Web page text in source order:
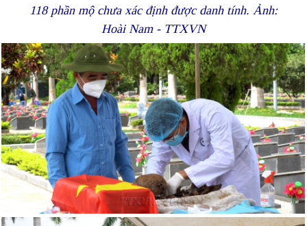
118 phần mộ chưa xác định được danh tính. Ảnh:
Hoài Nam - TTXVN